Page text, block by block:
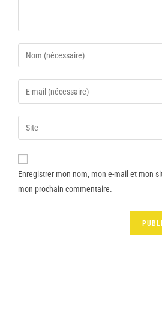
Enregistrer mon nom, mon e-mail et mon
mon prochain commentaire.